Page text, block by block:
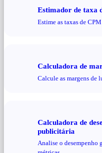
Estimador de taxa
Estime as taxas de
Calculadora de
Calcule as margens de
Calculadora de
publicitária
Analise o desempenho